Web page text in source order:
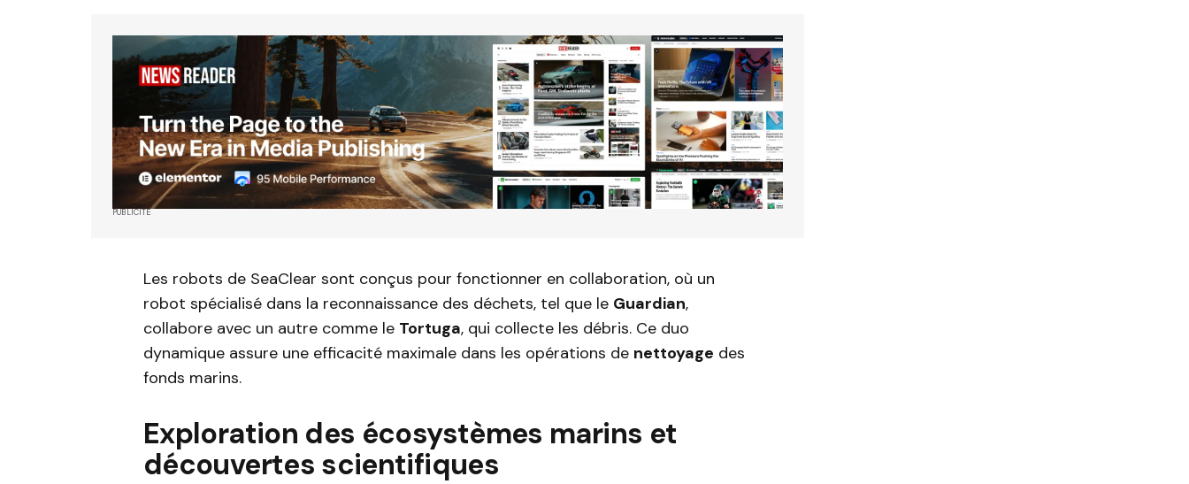
PUBLICITÉ
Les robots de SeaClear sont conçus pour fonctionner en collaboration, où un
robot spécialisé dans la reconnaissance des déchets, tel que le Guardian,
collabore avec un autre comme le Tortuga, qui collecte les débris. Ce duo
dynamique assure une efficacité maximale dans les opérations de nettoyage des
fonds marins.
Exploration des écosystèmes marins et
découvertes scientifiques